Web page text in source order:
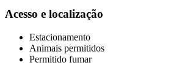
Acesso e localização
Estacionamento
Animais permitidos
Permitido fumar